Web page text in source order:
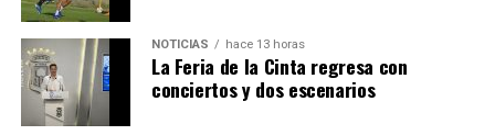
NOTICIAS hace 13 horas
La Feria de la Cinta regresa con
conciertos y dos escenarios